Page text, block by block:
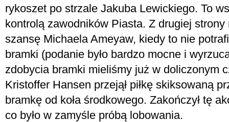
rykoszet po strzale Jakuba Lewickiego. To
kontrolą zawodników Piasta. Z drugiej
szansę Michaela Ameyaw, kiedy to nie
bramki (podanie było bardzo mocne i
zdobycia bramki mieliśmy już w doliczonym
Kristoffer Hansen przejął piłkę skiksowaną
bramkę od koła środkowego. Zakończył tę
co było w zamyśle próbą lobowania.